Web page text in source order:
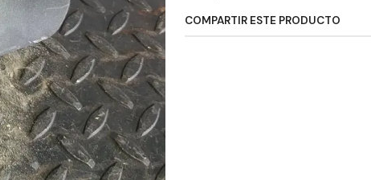
COMPARTIR ESTE PRODUCTO